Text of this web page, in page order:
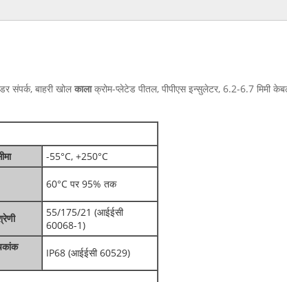
संपर्क, बाहरी खोलकालाक्रोम-प्लेटेड पीतल, पीपीएस इन्सुलेटर, 6.2-6.7 मिमी
-55°C, +250°C
60°C पर 95% तक
55/175/21 (आईईसी
60068-1)
IP68 (आईईसी 60529)